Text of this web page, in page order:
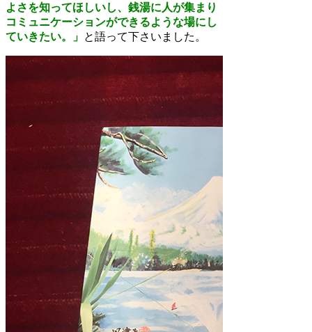
よさを知ってほしいし、銭湯に人が集まり
コミュニケーションができるような場にし
ていきたい。」 と語って下さいました。